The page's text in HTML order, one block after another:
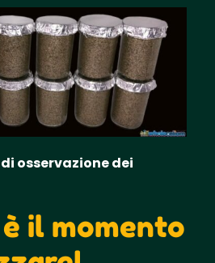
osservazione dei
è il momento